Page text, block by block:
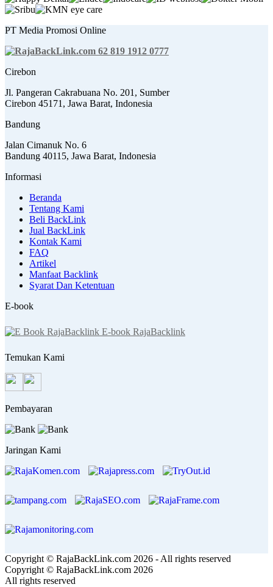
PT Media Promosi Online
62 819 1912 0777
Cirebon
Jl. Pangeran Cakrabuana No. 201, Sumber
Cirebon 45171, Jawa Barat, Indonesia
Bandung
Jalan Cimanuk No. 6
Bandung 40115, Jawa Barat, Indonesia
Informasi
Beranda
Tentang Kami
Beli BackLink
Jual BackLink
Kontak Kami
FAQ
Artikel
Manfaat Backlink
Syarat Dan Ketentuan
E-book
E-book RajaBacklink
Temukan Kami
Pembayaran
Jaringan Kami
Copyright © RajaBackLink.com 2026 - All rights reserved
Copyright © RajaBackLink.com 2026
All rights reserved